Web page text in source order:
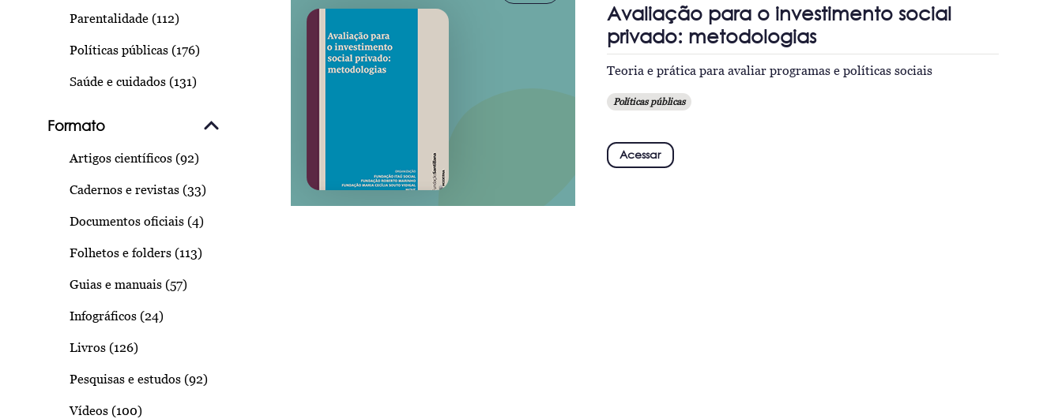
Parentalidade (112)
Políticas públicas (176)
Saúde e cuidados (131)
Formato
Artigos científicos (92)
Cadernos e revistas (33)
Documentos oficiais (4)
Folhetos e folders (113)
Guias e manuais (57)
Infográficos (24)
Livros (126)
Pesquisas e estudos (92)
Vídeos (100)
Avaliação para o investimento social
privado: metodologias
Teoria e prática para avaliar programas e políticas sociais
Políticas públicas
Acessar